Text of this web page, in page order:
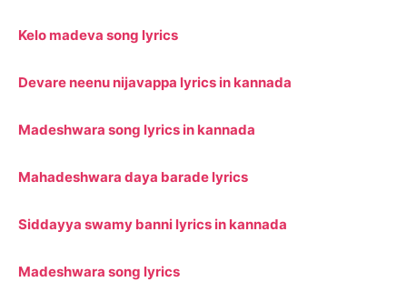
Kelo madeva song lyrics
Devare neenu nijavappa lyrics in kannada
Madeshwara song lyrics in kannada
Mahadeshwara daya barade lyrics
Siddayya swamy banni lyrics in kannada
Madeshwara song lyrics